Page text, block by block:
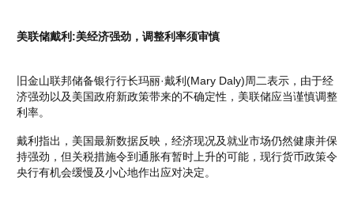
美联储戴利:美经济强劲，调整利率须审慎
旧金山联邦储备银行行长玛丽·戴利(Mary Daly)周二表示，由于经
济强劲以及美国政府新政策带来的不确定性，美联储应当谨慎调整
利率。
戴利指出，美国最新数据反映，经济现况及就业市场仍然健康并保
持强劲，但关税措施令到通胀有暂时上升的可能，现行货币政策令
央行有机会缓慢及小心地作出应对决定。